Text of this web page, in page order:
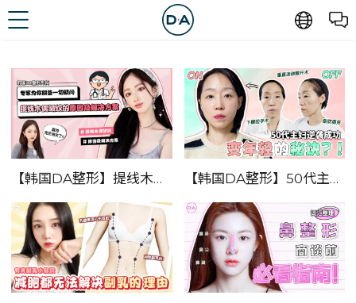
【韩国DA整形】提线木偶皱纹的原因及解决方案——专家为你解答一切疑问！ 【韩国DA整形】50代主妇逆袭成功！！——变年轻的秘诀是？！